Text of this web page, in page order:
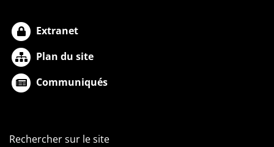
Extranet
Plan du site
Communiqués
Rechercher sur le site